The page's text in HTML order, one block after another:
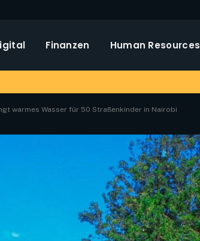
Finanzen Human Resources
warmes Wasser für 50 Straßenkinder in Nairobi